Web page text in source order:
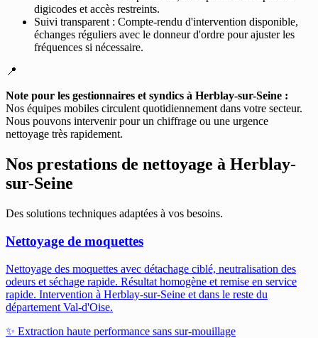
digicodes et accès restreints.
Suivi transparent : Compte-rendu d'intervention disponible,
échanges réguliers avec le donneur d'ordre pour ajuster les
fréquences si nécessaire.
📍
Note pour les gestionnaires et syndics à Herblay-sur-Seine :
Nos équipes mobiles circulent quotidiennement dans votre secteur.
Nous pouvons intervenir pour un chiffrage ou une urgence
nettoyage très rapidement.
Nos prestations de nettoyage à Herblay-
sur-Seine
Des solutions techniques adaptées à vos besoins.
Nettoyage de moquettes
Nettoyage des moquettes avec détachage ciblé, neutralisation des
odeurs et séchage rapide. Résultat homogène et remise en service
rapide. Intervention à Herblay-sur-Seine et dans le reste du
département Val-d'Oise.
✨ Extraction haute performance sans sur-mouillage